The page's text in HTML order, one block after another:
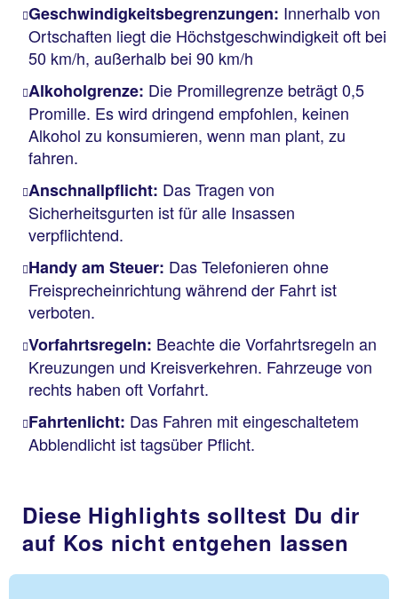
Geschwindigkeitsbegrenzungen: Innerhalb von
Ortschaften liegt die Höchstgeschwindigkeit oft bei
50 km/h, außerhalb bei 90 km/h
Alkoholgrenze: Die Promillegrenze beträgt 0,5
Promille. Es wird dringend empfohlen, keinen
Alkohol zu konsumieren, wenn man plant, zu
fahren.
Anschnallpflicht: Das Tragen von
Sicherheitsgurten ist für alle Insassen
verpflichtend.
Handy am Steuer: Das Telefonieren ohne
Freisprecheinrichtung während der Fahrt ist
verboten.
Vorfahrtsregeln: Beachte die Vorfahrtsregeln an
Kreuzungen und Kreisverkehren. Fahrzeuge von
rechts haben oft Vorfahrt.
Fahrtenlicht: Das Fahren mit eingeschaltetem
Abblendlicht ist tagsüber Pflicht.
Diese Highlights solltest Du dir
auf Kos nicht entgehen lassen